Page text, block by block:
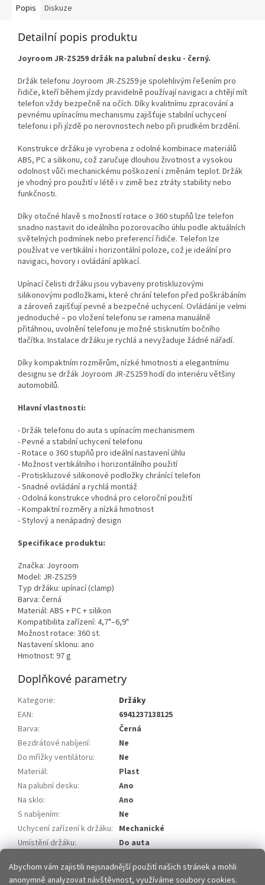
Abychom vám zajistili nejsnadnější použití našich stránek a mohli
anonymně analyzovat návštěvnost, využíváme soubory cookies.
Popis Diskuze
Detailní popis produktu
Joyroom JR-ZS259 držák na palubní desku - černý.
Držák telefonu Joyroom JR-ZS259 je spolehlivým řešením pro
řidiče, kteří během jízdy pravidelně používají navigaci a chtějí mít
telefon vždy bezpečně na očích. Díky kvalitnímu zpracování a
pevnému upínacímu mechanismu zajišťuje stabilní uchycení
telefonu i při jízdě po nerovnostech nebo při prudkém brzdění.
Konstrukce držáku je vyrobena z odolné kombinace materiálů
ABS, PC a silikonu, což zaručuje dlouhou životnost a vysokou
odolnost vůči mechanickému poškození i změnám teplot. Držák
je vhodný pro použití v létě i v zimě bez ztráty stability nebo
funkčnosti.
Díky otočné hlavě s možností rotace o 360 stupňů lze telefon
snadno nastavit do ideálního pozorovacího úhlu podle aktuálních
světelných podmínek nebo preferencí řidiče. Telefon lze
používat ve vertikální i horizontální poloze, což je ideální pro
navigaci, hovory i ovládání aplikací.
Upínací čelisti držáku jsou vybaveny protiskluzovými
silikonovými podložkami, které chrání telefon před poškrábáním
a zároveň zajišťují pevné a bezpečné uchycení. Ovládání je velmi
jednoduché – po vložení telefonu se ramena manuálně
přitáhnou, uvolnění telefonu je možné stisknutím bočního
tlačítka. Instalace držáku je rychlá a nevyžaduje žádné nářadí.
Díky kompaktním rozměrům, nízké hmotnosti a elegantnímu
designu se držák Joyroom JR-ZS259 hodí do interiéru většiny
automobilů.
Hlavní vlastnosti:
- Držák telefonu do auta s upínacím mechanismem
- Pevné a stabilní uchycení telefonu
- Rotace o 360 stupňů pro ideální nastavení úhlu
- Možnost vertikálního i horizontálního použití
- Protiskluzové silikonové podložky chránící telefon
- Snadné ovládání a rychlá montáž
- Odolná konstrukce vhodná pro celoroční použití
- Kompaktní rozměry a nízká hmotnost
- Stylový a nenápadný design
Specifikace produktu:
Značka: Joyroom
Model: JR-ZS259
Typ držáku: upínací (clamp)
Barva: černá
Materiál: ABS + PC + silikon
Kompatibilita zařízení: 4,7"–6,9"
Možnost rotace: 360 st.
Nastavení sklonu: ano
Hmotnost: 97 g
Doplňkové parametry
Kategorie:
Držáky
EAN:
6941237138125
Barva:
Černá
Bezdrátové nabíjení:
Ne
Do mřížky ventilátoru:
Ne
Materiál:
Plast
Na palubní desku:
Ano
Na sklo:
Ano
S nabíjením:
Ne
Uchycení zařízení k držáku: Mechanické
Umístění držáku:
Do auta